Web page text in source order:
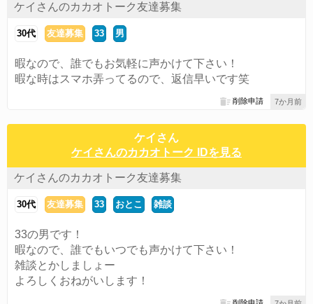
ケイさんのカカオトーク友達募集
30代 友達募集 33 男
暇なので、誰でもお気軽に声かけて下さい！
暇な時はスマホ弄ってるので、返信早いです笑
7か月前
削除申請
ケイさん
ケイさんのカカオトーク IDを見る
ケイさんのカカオトーク友達募集
30代 友達募集 33 おとこ 雑談
33の男です！
暇なので、誰でもいつでも声かけて下さい！
雑談とかしましょー
よろしくおねがいします！